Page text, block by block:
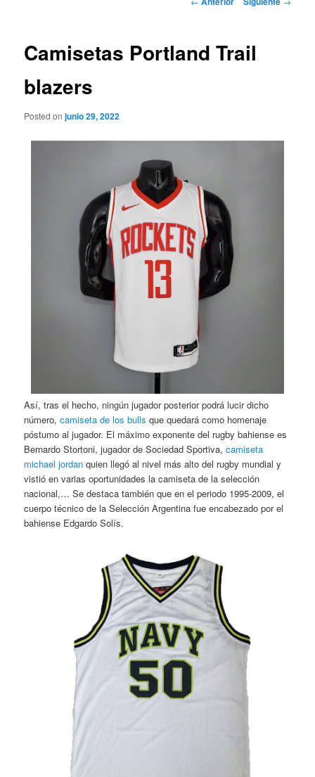
Camisetas Portland Trail
blazers
Posted onjunio 29, 2022
Así, tras el hecho, ningún jugador posterior podrá lucir dicho
número,camiseta de los bulls que quedará como homenaje
póstumo al jugador. El máximo exponente del rugby bahiense es
Bernardo Stortoni, jugador de Sociedad Sportiva,camiseta
michael jordan quien llegó al nivel más alto del rugby mundial y
vistió en varias oportunidades la camiseta de la selección
nacional,… Se destaca también que en el periodo 1995-2009, el
cuerpo técnico de la Selección Argentina fue encabezado por el
bahiense Edgardo Solís.